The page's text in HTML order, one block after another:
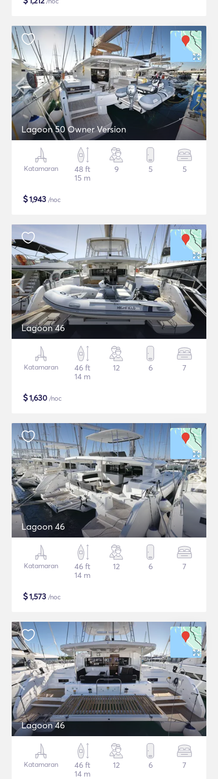
Lagoon 50 Owner Version
Katamaran
48 ft
15 m
9 5 5
$1,943 /noc
Lagoon 46
Katamaran
46 ft
14 m
12 6 7
$1,630 /noc
Lagoon 46
Katamaran
46 ft
14 m
12 6 7
$1,573 /noc
Lagoon 46
Katamaran
46 ft
14 m
12 6 7